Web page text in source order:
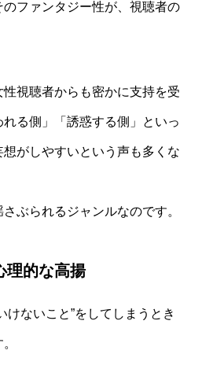
ファンタジー性が、視聴者の
視聴者からも密かに支持を受
る側」「誘惑する側」といっ
がしやすいという声も多くな
ぶられるジャンルなのです。
理的な高揚
けないこと”をしてしまうとき